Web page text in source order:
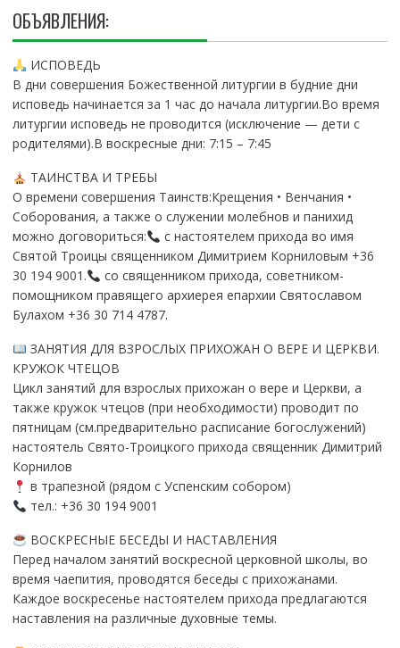
ОБЪЯВЛЕНИЯ:
ИСПОВЕДЬ
В дни совершения Божественной литургии в будние дни
исповедь начинается за 1 час до начала литургии.Во время
литургии исповедь не проводится (исключение — дети с
родителями).В воскресные дни: 7:15 – 7:45
ТАИНСТВА И ТРЕБЫ
О времени совершения Таинств:Крещения • Венчания •
Соборования, а также о служении молебнов и панихид
можно договориться:
с настоятелем прихода во имя
Святой Троицы священником Димитрием Корниловым +36
30 194 9001.
со священником прихода, советником-
помощником правящего архиерея епархии Святославом
Булахом +36 30 714 4787.
ЗАНЯТИЯ ДЛЯ ВЗРОСЛЫХ ПРИХОЖАН О ВЕРЕ И ЦЕРКВИ.
КРУЖОК ЧТЕЦОВ
Цикл занятий для взрослых прихожан о вере и Церкви, а
также кружок чтецов (при необходимости) проводит по
пятницам (см.предварительно расписание богослужений)
настоятель Свято-Троицкого прихода священник Димитрий
Корнилов
в трапезной (рядом с Успенским собором)
тел.: +36 30 194 9001
ВОСКРЕСНЫЕ БЕСЕДЫ И НАСТАВЛЕНИЯ
Перед началом занятий воскресной церковной школы, во
время чаепития, проводятся беседы с прихожанами.
Каждое воскресенье настоятелем прихода предлагаются
наставления на различные духовные темы.